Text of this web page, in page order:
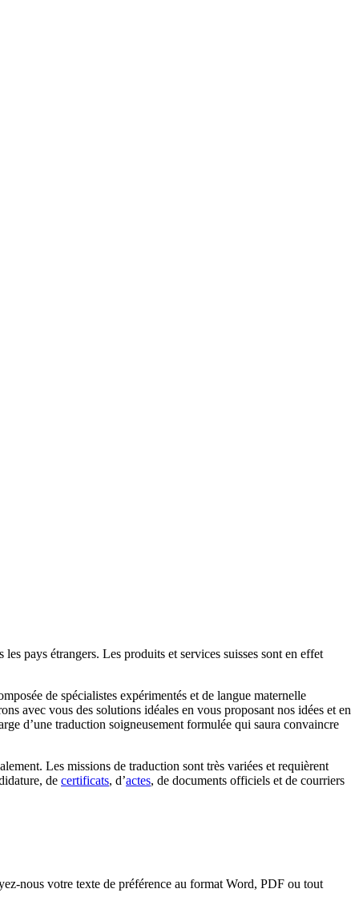
pays étrangers. Les produits et services suisses sont en effet
de spécialistes expérimentés et de langue maternelle
avec vous des solutions idéales en vous proposant nos idées et en
d’une traduction soigneusement formulée qui saura convaincre
Les missions de traduction sont très variées et requièrent
de certificats, d’actes, de documents officiels et de courriers
nous votre texte de préférence au format Word, PDF ou tout